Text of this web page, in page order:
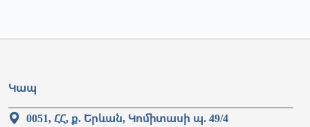
Կապ
0051, ՀՀ, ք. Երևան, Կոմիտասի պ. 49/4